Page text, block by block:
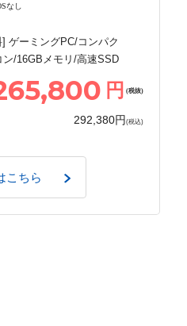
なし
ゲーミングPC/コンパク
ン/16GBメモリ/高速SSD
円 (税抜)
292,380円 (税込)
こちら